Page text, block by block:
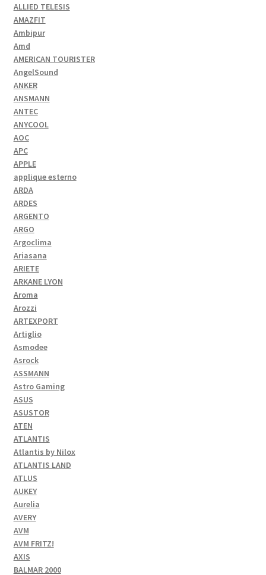
ALLIED TELESIS
AMAZFIT
Ambipur
Amd
AMERICAN TOURISTER
AngelSound
ANKER
ANSMANN
ANTEC
ANYCOOL
AOC
APC
APPLE
applique esterno
ARDA
ARDES
ARGENTO
ARGO
Argoclima
Ariasana
ARIETE
ARKANE LYON
Aroma
Arozzi
ARTEXPORT
Artiglio
Asmodee
Asrock
ASSMANN
Astro Gaming
ASUS
ASUSTOR
ATEN
ATLANTIS
Atlantis by Nilox
ATLANTIS LAND
ATLUS
AUKEY
Aurelia
AVERY
AVM
AVM FRITZ!
AXIS
BALMAR 2000